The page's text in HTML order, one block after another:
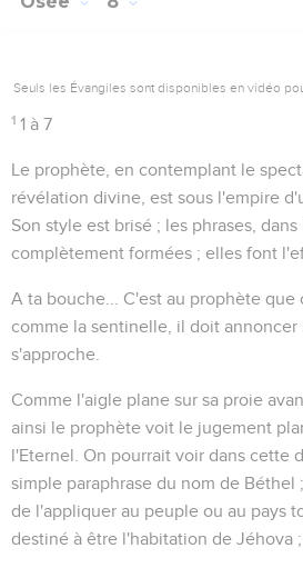
Seuls les Évangiles sont disponibles en vidéo
1 1 à 7
Le prophète, en contemplant le
révélation divine, est sous l'empire
Son style est brisé ; les phrases,
complètement formées ; elles font
A ta bouche...
C'est au prophète que
comme la sentinelle, il doit annoncer
s'approche.
Comme l'aigle plane sur sa proie
ainsi le prophète voit le jugement
l'Eternel . On pourrait voir dans cette
simple paraphrase du nom de Béthel
de l'appliquer au peuple ou au pays
destiné à être l'habitation de Jéhova